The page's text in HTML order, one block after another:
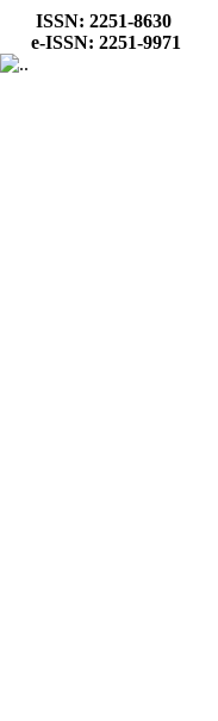
ISSN: 2251-8630
e-ISSN: 2251-9971